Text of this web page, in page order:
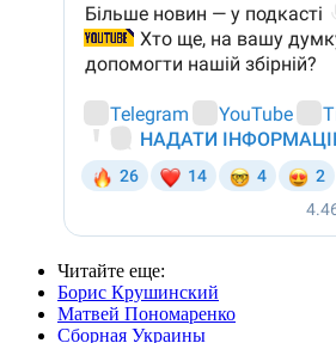
Читайте еще:
Борис Крушинский
Матвей Пономаренко
Сборная Украины